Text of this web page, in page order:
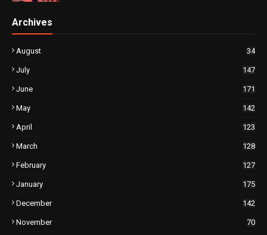
Archives
August 34
July 147
June 171
May 142
April 123
March 128
February 127
January 175
December 142
November 70